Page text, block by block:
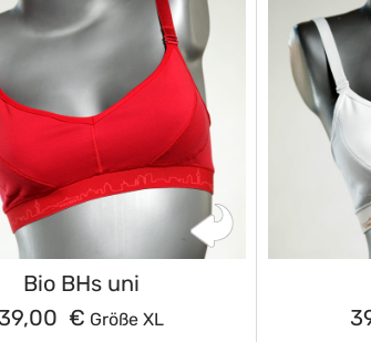
Bio BHs uni
39,00 € Größe XL